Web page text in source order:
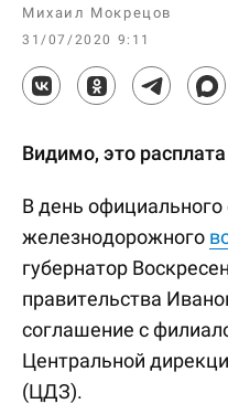
Михаил Мокрецов
31/07/2020 9:11
Видимо, это
В день
железнодорожного
губернатор
правительства
соглашение с
Центральной
(ЦДЗ).